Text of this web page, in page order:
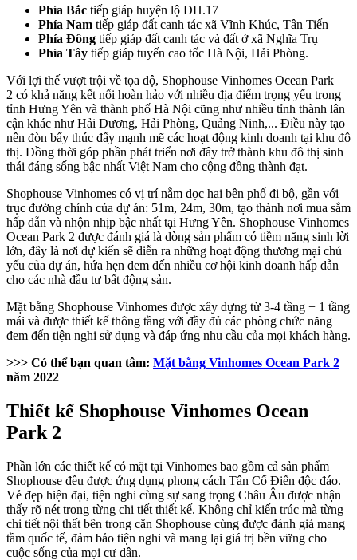
Phía Bắc tiếp giáp huyện lộ ĐH.17
Phía Nam tiếp giáp đất canh tác xã Vĩnh Khúc, Tân Tiến
Phía Đông tiếp giáp đất canh tác và đất ở xã Nghĩa Trụ
Phía Tây tiếp giáp tuyến cao tốc Hà Nội, Hải Phòng.
Với lợi thế vượt trội về tọa độ, Shophouse Vinhomes Ocean Park
2 có khả năng kết nối hoàn hảo với nhiều địa điểm trọng yếu trong
tỉnh Hưng Yên và thành phố Hà Nội cũng như nhiều tỉnh thành lân
cận khác như Hải Dương, Hải Phòng, Quảng Ninh,... Điều này tạo
nên đòn bẩy thúc đẩy mạnh mẽ các hoạt động kinh doanh tại khu đô
thị. Đồng thời góp phần phát triển nơi đây trở thành khu đô thị sinh
thái đáng sống bậc nhất Việt Nam cho cộng đồng thành đạt.
Shophouse Vinhomes có vị trí nằm dọc hai bên phố đi bộ, gần với
trục đường chính của dự án: 51m, 24m, 30m, tạo thành nơi mua sắm
hấp dẫn và nhộn nhịp bậc nhất tại Hưng Yên. Shophouse Vinhomes
Ocean Park 2 được đánh giá là dòng sản phẩm có tiềm năng sinh lời
lớn, đây là nơi dự kiến sẽ diễn ra những hoạt động thương mại chủ
yếu của dự án, hứa hẹn đem đến nhiều cơ hội kinh doanh hấp dẫn
cho các nhà đầu tư bất động sản.
Mặt bằng Shophouse Vinhomes được xây dựng từ 3-4 tầng + 1 tầng
mái và được thiết kế thông tầng với đầy đủ các phòng chức năng
đem đến tiện nghi sử dụng và đáp ứng nhu cầu của mọi khách hàng.
>>> Có thể bạn quan tâm: Mặt bằng Vinhomes Ocean Park 2
năm 2022
Thiết kế Shophouse Vinhomes Ocean
Park 2
Phần lớn các thiết kế có mặt tại Vinhomes bao gồm cả sản phẩm
Shophouse đều được ứng dụng phong cách Tân Cổ Điển độc đáo.
Vẻ đẹp hiện đại, tiện nghi cùng sự sang trọng Châu Âu được nhận
thấy rõ nét trong từng chi tiết thiết kế. Không chỉ kiến trúc mà từng
chi tiết nội thất bên trong căn Shophouse cùng được đánh giá mang
tầm quốc tế, đảm bảo tiện nghi và mang lại giá trị bền vững cho
cuộc sống của mọi cư dân.